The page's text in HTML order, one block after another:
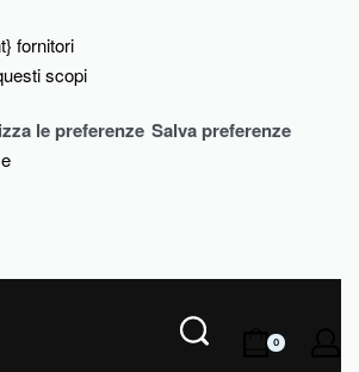
fornitori
scopi
le preferenze Salva preferenze
0